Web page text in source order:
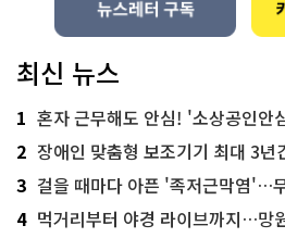
최신 뉴스
1 혼자 근무해도 안심! '소상공인안
2 장애인 맞춤형 보조기기 최대 3년간
3 걸을 때마다 아픈 '족저근막염'…무작정
4 먹거리부터 야경 라이브까지…망